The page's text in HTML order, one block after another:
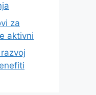
za
aktivni